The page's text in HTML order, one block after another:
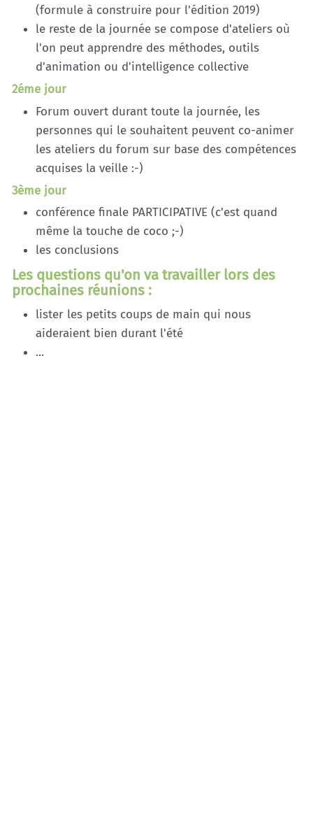
(formule à construire pour l'édition 2019)
le reste de la journée se compose d'ateliers où
l'on peut apprendre des méthodes, outils
d'animation ou d'intelligence collective
2éme jour
Forum ouvert durant toute la journée, les
personnes qui le souhaitent peuvent co-animer
les ateliers du forum sur base des compétences
acquises la veille :-)
3ème jour
conférence finale PARTICIPATIVE (c'est quand
même la touche de coco ;-)
les conclusions
Les questions qu'on va travailler lors des
prochaines réunions :
lister les petits coups de main qui nous
aideraient bien durant l'été
...